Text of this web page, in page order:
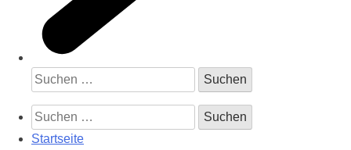
Suchen
nach:
Suchen
nach:
Startseite